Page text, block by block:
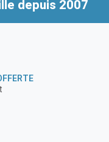
depuis 2007